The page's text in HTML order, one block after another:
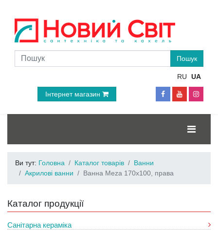
RU UA
Інтернет магазин
Ви тут: Головна Каталог товарів
Ванни
Акрилові ванни
Ванна Meza 170x100, права
Каталог продукції
Санітарна кераміка